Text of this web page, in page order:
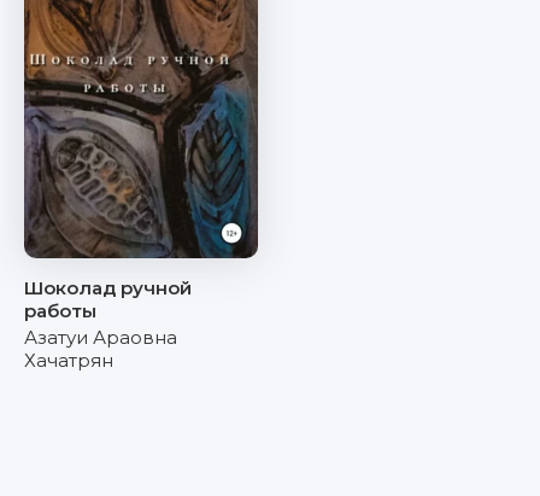
Шоколад ручной
работы
Азатуи Араовна
Хачатрян